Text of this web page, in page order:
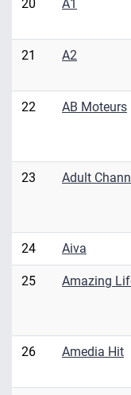
20 A1
21 A2
22 AB Moteurs
23 Adult
24 Aiva
25 Amazing
26 Amedia Hit